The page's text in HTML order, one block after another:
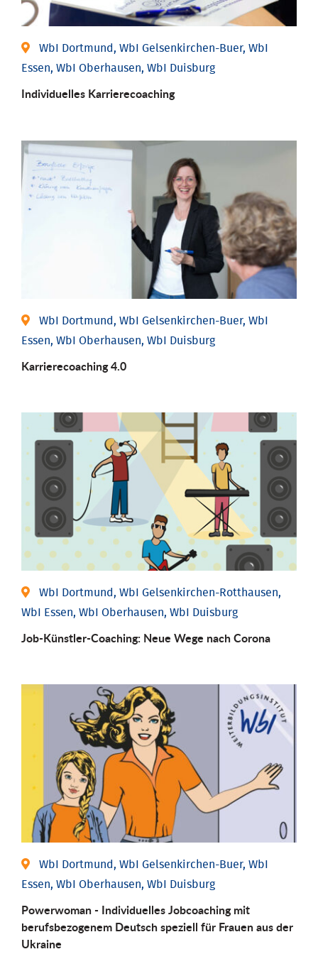
WbI Dortmund, WbI Gelsenkirchen-Buer, WbI
Essen, WbI Oberhausen, WbI Duisburg
Individu­elles Karrierecoaching
WbI Dortmund, WbI Gelsenkirchen-Buer, WbI
Essen, WbI Oberhausen, WbI Duisburg
Karriere­coaching 4.0
WbI Dortmund, WbI Gelsenkirchen-Rotthausen,
WbI Essen, WbI Oberhausen, WbI Duisburg
Job-Künstler-Coaching: Neue Wege nach Corona
WbI Dortmund, WbI Gelsenkirchen-Buer, WbI
Essen, WbI Oberhausen, WbI Duisburg
Powerwoman - Individuelles Jobcoaching mit
berufsbezogenem Deutsch speziell für Frauen aus der
Ukraine